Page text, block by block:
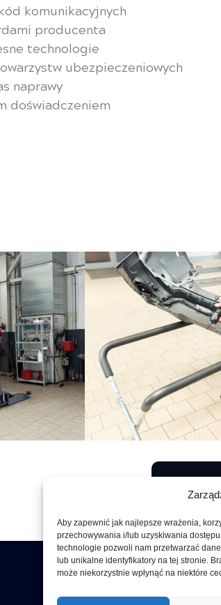
Aby zapewnić jak najlepsze wrażenia,
przechowywania i/lub uzyskiwania
technologie pozwoli nam przetwarzać
lub unikalne identyfikatory na tej stronie.
może niekorzystnie wpłynąć na niektóre
komunikacyjnych
producenta
technologie
ubezpieczeniowych
naprawy
doświadczeniem